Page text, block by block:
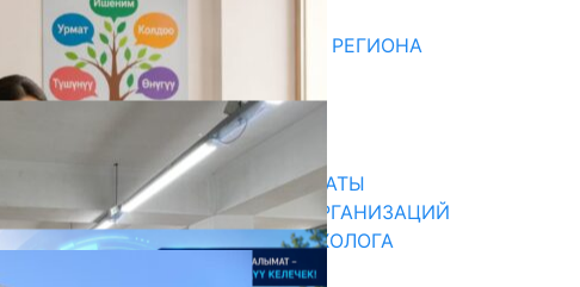
Последние новости
ДЛЯ МЕТОДИСТОВ ЮЖНОГО РЕГИОНА
НАЧАЛОСЬ ОБУЧЕНИЕ
05.08.2026
В ПРИМЕРНЫЕ ТИПОВЫЕ ШТАТЫ
ОБЩЕОБРАЗОВАТЕЛЬНЫХ ОРГАНИЗАЦИЙ
ВВЕДЕНА ДОЛЖНОСТЬ ПСИХОЛОГА